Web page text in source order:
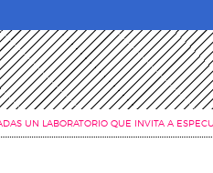
UN LABORATORIO QUE INVITA A